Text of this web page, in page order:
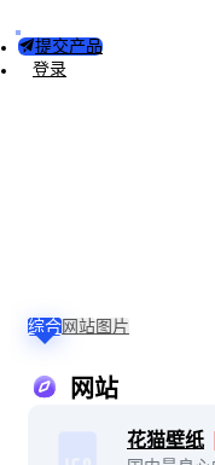
提交产品
登录
综合网站图片
网站
花猫壁纸